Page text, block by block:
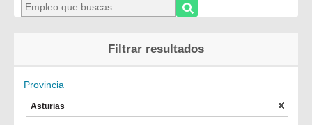
Filtrar resultados
Provincia
Asturias